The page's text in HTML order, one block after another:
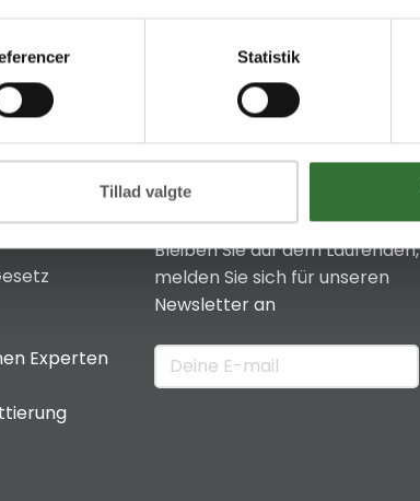
Statistik
Tillad valgte
Experten
News & Insights
Bleiben Sie auf dem Laufenden,
melden Sie sich für unseren
Newsletter an